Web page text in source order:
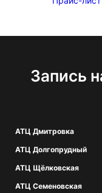
Запись
АТЦ Дмитровка
АТЦ Долгопрудный
АТЦ Щёлковская
АТЦ Семеновская